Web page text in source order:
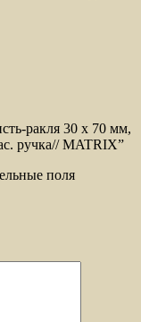
ракля 30 х 70 мм,
ручка// MATRIX”
поля